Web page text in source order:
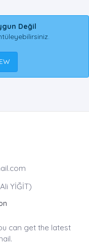
Değil
YİĞİT)
can get the latest